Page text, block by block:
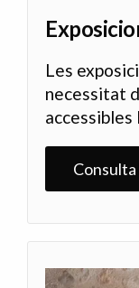
Les
necessitat
accessibles